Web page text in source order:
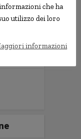
natiche ha
utilizzo dei loro
informazioni